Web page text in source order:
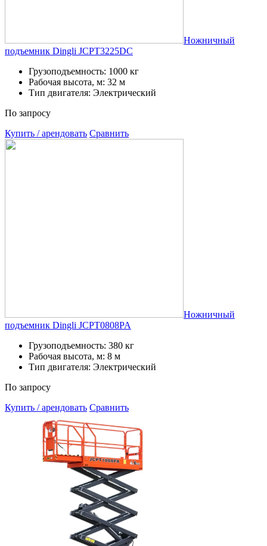
Ножничный
подъемник Dingli JCPT3225DC
Грузоподъемность: 1000 кг
Рабочая высота, м: 32 м
Тип двигателя: Электрический
По запросу
Купить / арендовать Сравнить
Ножничный
подъемник Dingli JCPT0808PA
Грузоподъемность: 380 кг
Рабочая высота, м: 8 м
Тип двигателя: Электрический
По запросу
Купить / арендовать Сравнить